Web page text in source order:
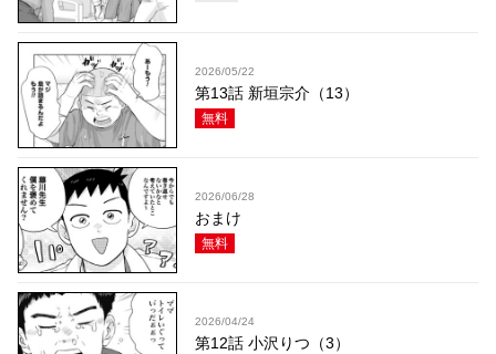
2026/05/22
第13話 新垣宗介（13）
無料
2026/06/28
おまけ
無料
2026/04/24
第12話 小沢りつ（3）